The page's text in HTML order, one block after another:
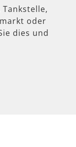
oder
dies und